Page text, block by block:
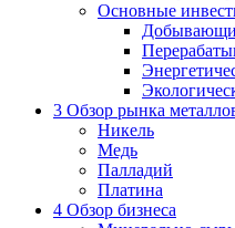
Основные
3 Обзор рынка
Никель
Медь
Палладий
Платина
4 Обзор бизнеса